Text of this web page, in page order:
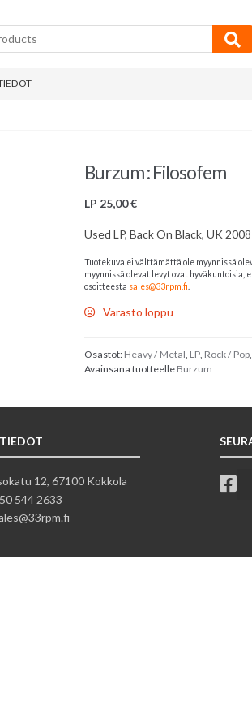
Burzum : Filosofem
LP 25,00€
Used LP, Back On Black, UK 2008
Tuotekuva ei välttämättä ole myynnissä
myynnissä olevat levyt ovat hyväkuntoisia,
osoitteesta sales@33rpm.fi.
Varasto loppu
Osastot: Heavy / Metal, LP, Rock / Pop,
Avainsana tuotteelle Burzum
12, 67100 Kokkola
544 2633